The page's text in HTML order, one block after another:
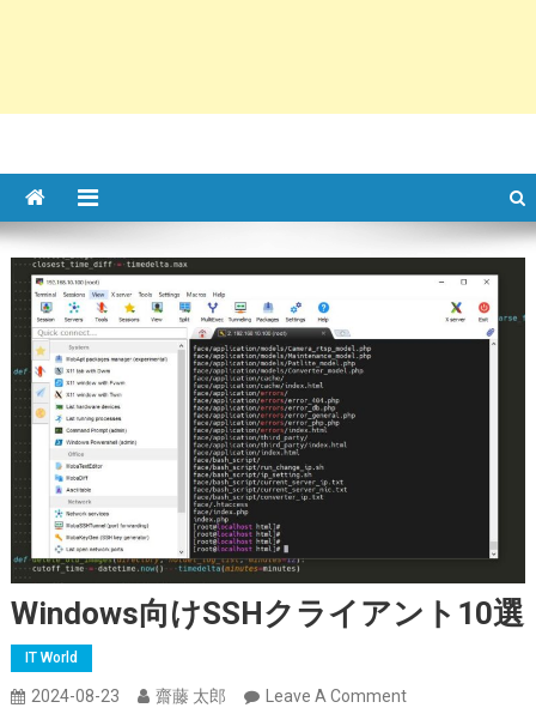
Windows向けSSHクライアント10選
IT World
2024-08-23 齋藤 太郎 Leave A CommentOn